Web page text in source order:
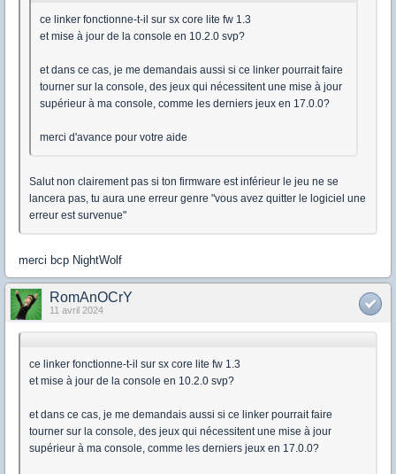
ce linker fonctionne-t-il sur sx core lite fw 1.3
et mise à jour de la console en 10.2.0 svp?
et dans ce cas, je me demandais aussi si ce linker pourrait faire
tourner sur la console, des jeux qui nécessitent une mise à jour
supérieur à ma console, comme les derniers jeux en 17.0.0?
merci d'avance pour votre aide
Salut non clairement pas si ton firmware est inférieur le jeu ne se
lancera pas, tu aura une erreur genre "vous avez quitter le logiciel une
erreur est survenue"
merci bcp NightWolf
RomAnOCrY
11 avril 2024
ce linker fonctionne-t-il sur sx core lite fw 1.3
et mise à jour de la console en 10.2.0 svp?
et dans ce cas, je me demandais aussi si ce linker pourrait faire
tourner sur la console, des jeux qui nécessitent une mise à jour
supérieur à ma console, comme les derniers jeux en 17.0.0?